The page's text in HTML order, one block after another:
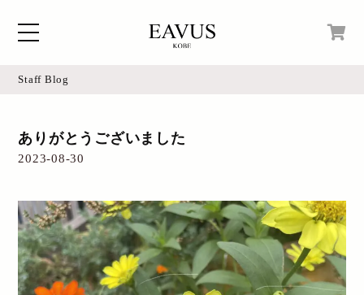
Blog
Online Shop
Instagram
Staff Blog
ありがとうございました
2023-08-30